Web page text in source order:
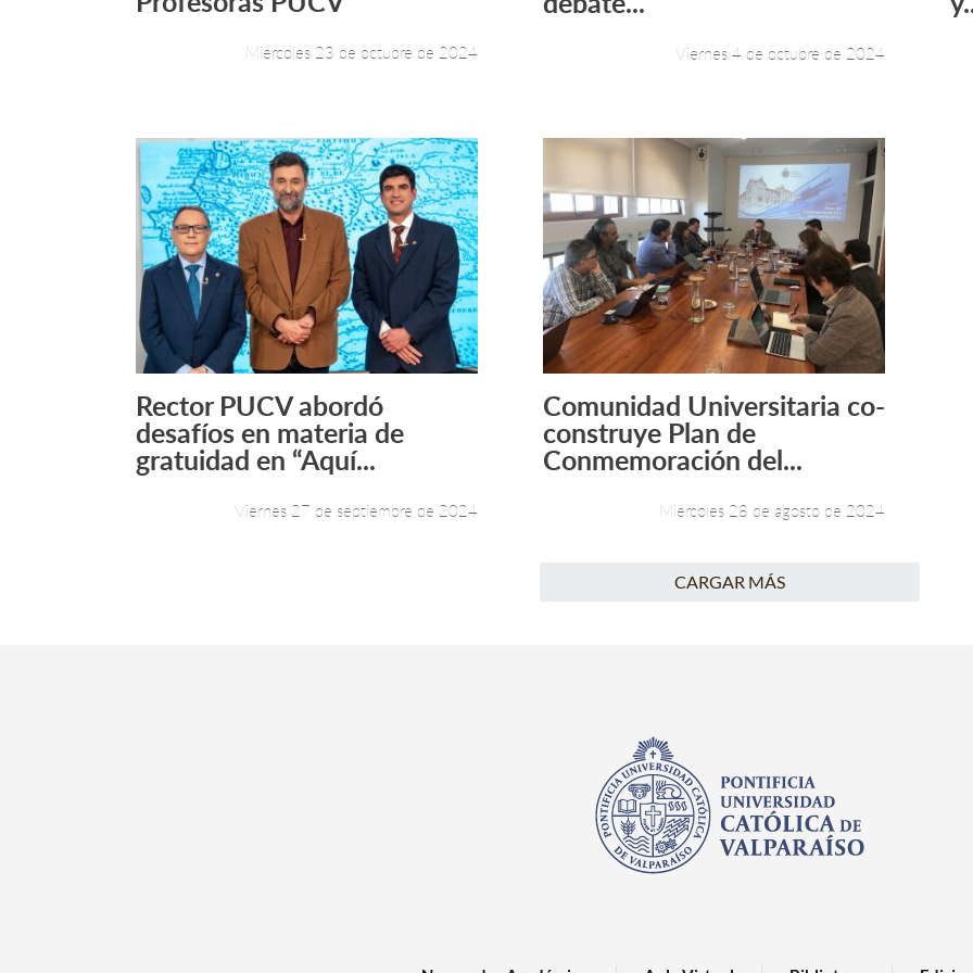
Miércoles 23 de octubre de 2024 Viernes 4 de octubre de 2024
Leer más +
Rector PUCV abordó
desafíos en materia de
gratuidad en “Aquí...
Viernes 27 de septiembre de 2024
Leer más +
Comunidad Universitaria co-
construye Plan de
Conmemoración del...
Miércoles 28 de agosto de 2024
CARGAR MÁS